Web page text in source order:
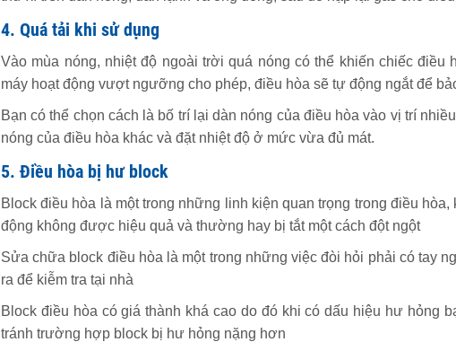
4. Quá tải khi sử dụng
Vào mùa nóng, nhiệt độ ngoài trời quá nóng có thể khiến chiếc điều
máy hoạt động vượt ngưỡng cho phép, điều hòa sẽ tự động ngắt để
Bạn có thể chọn cách là bố trí lại dàn nóng của điều hòa vào vị trí
nóng của điều hòa khác và đặt nhiệt độ ở mức vừa đủ mát.
5. Điều hòa bị hư block
Block điều hòa là một trong những linh kiện quan trọng trong điều
động không được hiệu quả và thường hay bị tắt một cách đột ngột
Sửa chữa block điều hòa là một trong những việc đòi hỏi phải có tay
ra để kiễm tra tại nhà
Block điều hòa có giá thành khá cao do đó khi có dấu hiệu hư hỏng
tránh trường hợp block bị hư hỏng nặng hơn